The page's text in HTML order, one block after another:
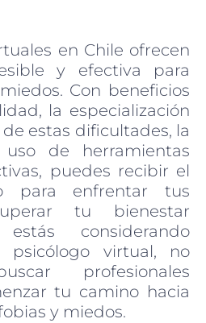
en Chile ofrecen
y efectiva para
Con beneficios
la especialización
estas dificultades, la
de herramientas
puedes recibir el
para enfrentar tus
tu bienestar
considerando
virtual, no
profesionales
tu camino hacia
y miedos.